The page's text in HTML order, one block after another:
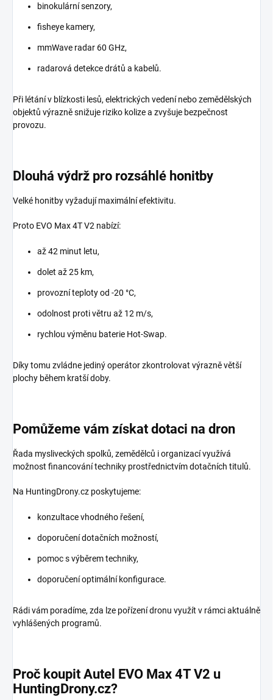
binokulární senzory,
fisheye kamery,
mmWave radar 60 GHz,
radarová detekce drátů a kabelů.
Při létání v blízkosti lesů, elektrických vedení nebo zemědělských
objektů výrazně snižuje riziko kolize a zvyšuje bezpečnost
provozu.
Dlouhá výdrž pro rozsáhlé honitby
Velké honitby vyžadují maximální efektivitu.
Proto EVO Max 4T V2 nabízí:
až 42 minut letu,
dolet až 25 km,
provozní teploty od -20 °C,
odolnost proti větru až 12 m/s,
rychlou výměnu baterie Hot-Swap.
Díky tomu zvládne jediný operátor zkontrolovat výrazně větší
plochy během kratší doby.
Pomůžeme vám získat dotaci na dron
Řada mysliveckých spolků, zemědělců i organizací využívá
možnost financování techniky prostřednictvím dotačních titulů.
Na HuntingDrony.cz poskytujeme:
konzultace vhodného řešení,
doporučení dotačních možností,
pomoc s výběrem techniky,
doporučení optimální konfigurace.
Rádi vám poradíme, zda lze pořízení dronu využít v rámci aktuálně
vyhlášených programů.
Proč koupit Autel EVO Max 4T V2 u
HuntingDrony.cz?